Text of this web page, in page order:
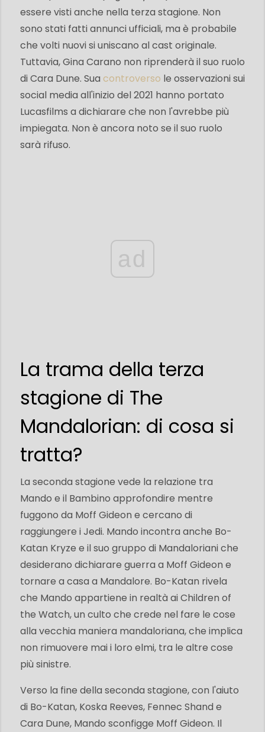
essere visti anche nella terza stagione. Non
sono stati fatti annunci ufficiali, ma è probabile
che volti nuovi si uniscano al cast originale.
Tuttavia, Gina Carano non riprenderà il suo ruolo
di Cara Dune. Sua controverso le osservazioni sui
social media all'inizio del 2021 hanno portato
Lucasfilms a dichiarare che non l'avrebbe più
impiegata. Non è ancora noto se il suo ruolo
sarà rifuso.
ad
La trama della terza
stagione di The
Mandalorian: di cosa si
tratta?
La seconda stagione vede la relazione tra
Mando e il Bambino approfondire mentre
fuggono da Moff Gideon e cercano di
raggiungere i Jedi. Mando incontra anche Bo-
Katan Kryze e il suo gruppo di Mandaloriani che
desiderano dichiarare guerra a Moff Gideon e
tornare a casa a Mandalore. Bo-Katan rivela
che Mando appartiene in realtà ai Children of
the Watch, un culto che crede nel fare le cose
alla vecchia maniera mandaloriana, che implica
non rimuovere mai i loro elmi, tra le altre cose
più sinistre.
Verso la fine della seconda stagione, con l'aiuto
di Bo-Katan, Koska Reeves, Fennec Shand e
Cara Dune, Mando sconfigge Moff Gideon. Il